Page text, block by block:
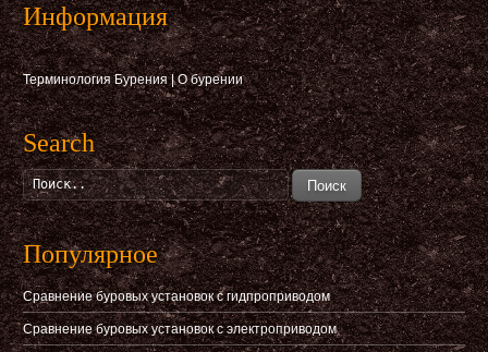
Информация
Терминология Бурения|О бурении
Search
Поиск
Популярное
Сравнение буровых установок с гидпроприводом
Сравнение буровых установок с электроприводом